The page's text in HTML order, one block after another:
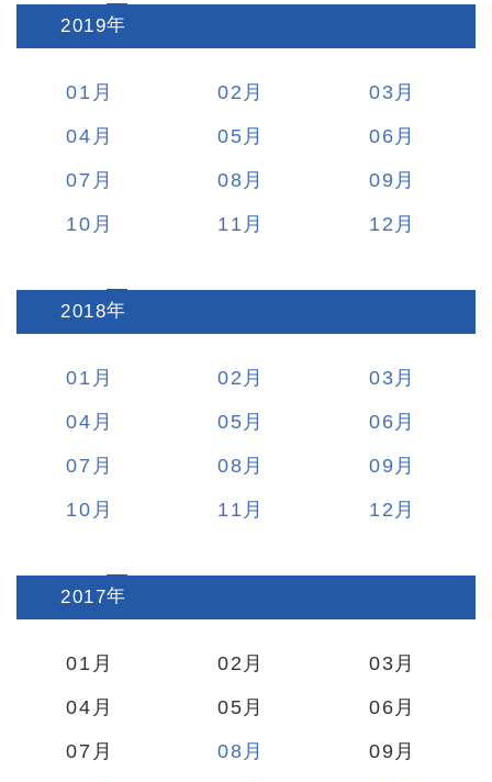
2019:
01 02
03
04
05
06
07
08
09
10
11 12
2018:
01 02
03
04
05
06
07
08
09
10
11 12
2017:
01 02
03
04
05
06
07
08
09